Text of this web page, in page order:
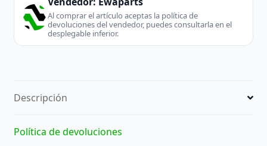
Al comprar el artículo aceptas la política de
devoluciones del vendedor, puedes consultarla en el
desplegable inferior.
Descripción
Política de devoluciones